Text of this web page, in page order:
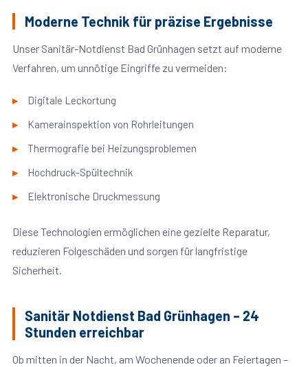
Moderne Technik für präzise Ergebnisse
Unser Sanitär-Notdienst Bad Grünhagen setzt auf moderne
Verfahren, um unnötige Eingriffe zu vermeiden:
Digitale Leckortung
Kamerainspektion von Rohrleitungen
Thermografie bei Heizungsproblemen
Hochdruck-Spültechnik
Elektronische Druckmessung
Diese Technologien ermöglichen eine gezielte Reparatur,
reduzieren Folgeschäden und sorgen für langfristige
Sicherheit.
Sanitär Notdienst Bad Grünhagen – 24
Stunden erreichbar
Ob mitten in der Nacht, am Wochenende oder an Feiertagen –